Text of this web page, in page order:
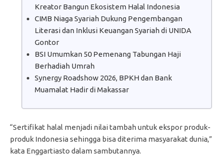
Kreator Bangun Ekosistem Halal Indonesia
CIMB Niaga Syariah Dukung Pengembangan
Literasi dan Inklusi Keuangan Syariah di UNIDA
Gontor
BSI Umumkan 50 Pemenang Tabungan Haji
Berhadiah Umrah
Synergy Roadshow 2026, BPKH dan Bank
Muamalat Hadir di Makassar
“Sertifikat halal menjadi nilai tambah untuk ekspor produk-
produk Indonesia sehingga bisa diterima masyarakat dunia,”
kata Enggartiasto dalam sambutannya.